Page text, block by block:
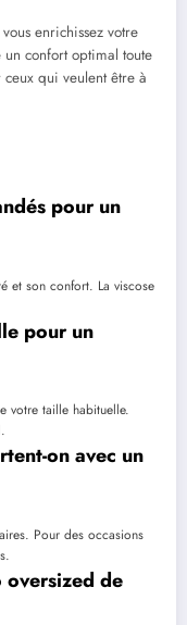
enrichissez votre
confort optimal toute
ceux qui veulent être à
pour un
et son confort. La viscose
pour un
votre taille habituelle.
on avec un
Pour des occasions
oversized de